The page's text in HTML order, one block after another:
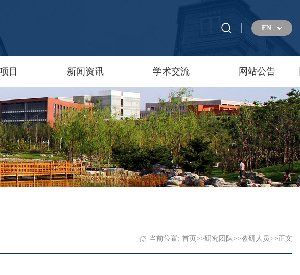
EN
目 新闻资讯 学术交流 网站公告
当前位置: 首页 >>研究团队>>教研人员>> 正文